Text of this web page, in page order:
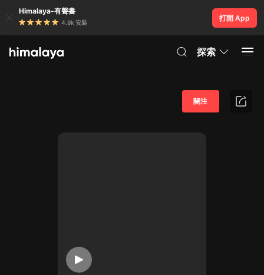
Himalaya-有聲書
4.8k 安裝
打開 App
探索
關注